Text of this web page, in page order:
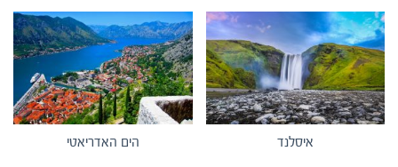
איסלנד הים האדריאטי